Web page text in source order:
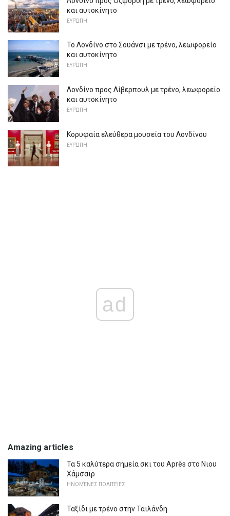
και αυτοκίνητο
ΕΥΡΏΠΗ
Το Λονδίνο στο Σουάνσι με τρένο, λεωφορείο
και αυτοκίνητο
ΕΥΡΏΠΗ
Λονδίνο προς Λίβερπουλ με τρένο, λεωφορείο
και αυτοκίνητο
ΕΥΡΏΠΗ
Κορυφαία ελεύθερα μουσεία του Λονδίνου
ΕΥΡΏΠΗ
ad
Amazing articles
Τα 5 καλύτερα σημεία σκι του Après στο Νιου
Χάμσαϊρ
ΗΝΩΜΈΝΕΣ ΠΟΛΙΤΕΊΕΣ
Ταξίδι με τρένο στην Ταϊλάνδη